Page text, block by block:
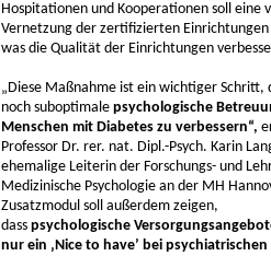
Hospitationen und Kooperationen soll eine
Vernetzung der zertifizierten
was die Qualität der Einrichtungen
„Diese Maßnahme ist ein wichtiger Schritt,
noch suboptimale psychologische
Menschen mit Diabetes zu verbessern“,
Professor Dr. rer. nat. Dipl.-Psych. Karin
ehemalige Leiterin der Forschungs- und
Medizinische Psychologie an der MH
Zusatzmodul soll außerdem zeigen,
dass psychologische
nur ein ‚Nice to have’ bei psychiatrischen